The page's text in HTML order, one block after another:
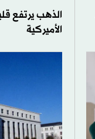
الذهب يرتفع
الأميركية